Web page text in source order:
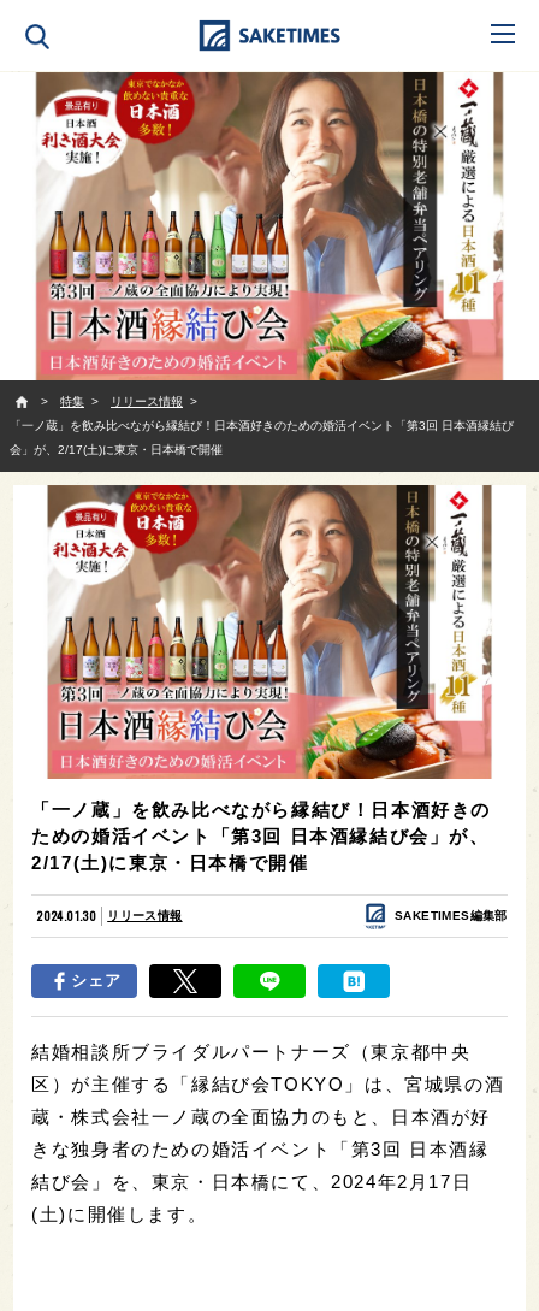
特集
リリース情報
「一ノ蔵」を飲み比べながら縁結び！日本酒好きのための婚活イベント「第3回 日本酒縁結び
会」が、2/17(土)に東京・日本橋で開催
「一ノ蔵」を飲み比べながら縁結び！日本酒好きの
ための婚活イベント「第3回 日本酒縁結び会」が、
2/17(土)に東京・日本橋で開催
2024.01.30 リリース情報 SAKETIMES編集部
シェア
結婚相談所ブライダルパートナーズ（東京都中央
区）が主催する「縁結び会TOKYO」は、宮城県の酒
蔵・株式会社一ノ蔵の全面協力のもと、日本酒が好
きな独身者のための婚活イベント「第3回 日本酒縁
結び会」を、東京・日本橋にて、2024年2月17日
(土)に開催します。